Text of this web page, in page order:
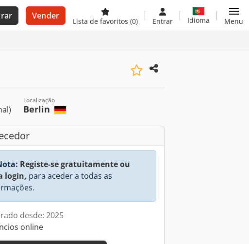
Vender
Lista de favoritos (0) Entrar Idioma Menu
Localização
Berlin
Registe-se gratuitamente ou
login, para aceder a todas as
desde: 2025
online